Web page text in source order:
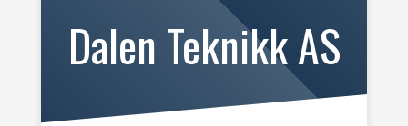
Dalen Teknikk AS